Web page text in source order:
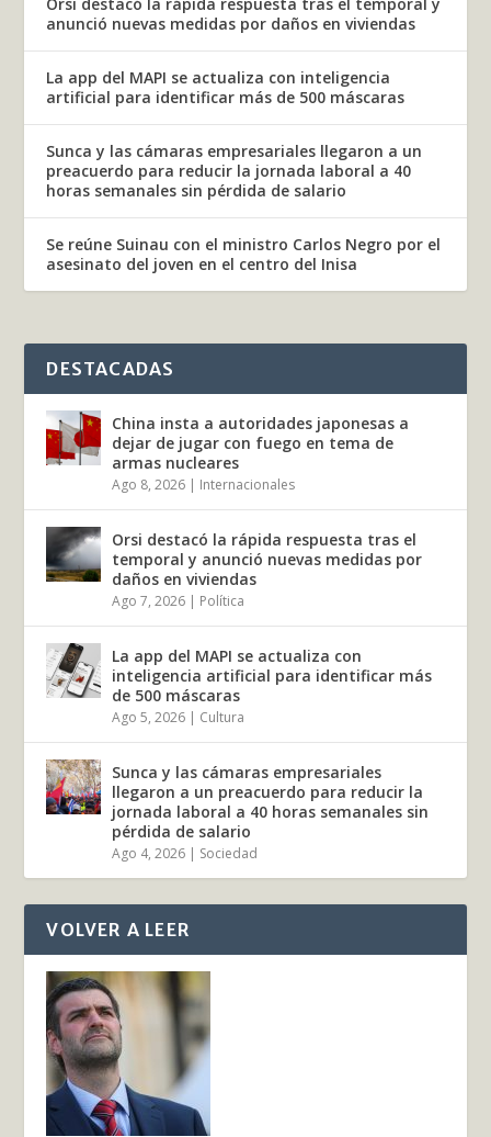
anunció nuevas medidas por daños en viviendas
La app del MAPI se actualiza con inteligencia
artificial para identificar más de 500 máscaras
Sunca y las cámaras empresariales llegaron a un
preacuerdo para reducir la jornada laboral a 40
horas semanales sin pérdida de salario
Se reúne Suinau con el ministro Carlos Negro por el
asesinato del joven en el centro del Inisa
DESTACADAS
China insta a autoridades japonesas a
dejar de jugar con fuego en tema de
armas nucleares
Ago 8, 2026 | Internacionales
Orsi destacó la rápida respuesta tras el
temporal y anunció nuevas medidas por
daños en viviendas
Ago 7, 2026 | Política
La app del MAPI se actualiza con
inteligencia artificial para identificar más
de 500 máscaras
Ago 5, 2026 | Cultura
Sunca y las cámaras empresariales
llegaron a un preacuerdo para reducir la
jornada laboral a 40 horas semanales sin
pérdida de salario
Ago 4, 2026 | Sociedad
VOLVER A LEER